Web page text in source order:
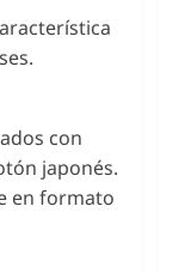
con
japonés.
en formato